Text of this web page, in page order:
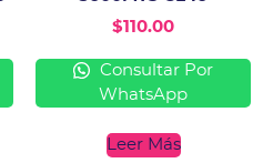
$110.00
Consultar Por
WhatsApp
Leer Más